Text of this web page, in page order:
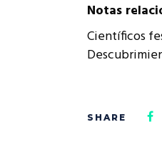
Notas
Científicos